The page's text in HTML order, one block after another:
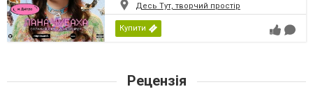
Десь Тут, творчий простір
Купити
Рецензія